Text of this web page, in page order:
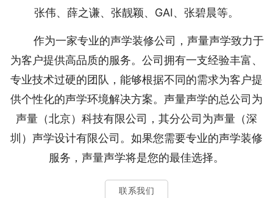
张伟、薛之谦、张靓颖、GAI、张碧晨等。
作为一家专业的声学装修公司，声量声学致力于
为客户提供高品质的服务。公司拥有一支经验丰富、
专业技术过硬的团队，能够根据不同的需求为客户提
供个性化的声学环境解决方案。声量声学的总公司为
声量（北京）科技有限公司，其分公司为声量（深
圳）声学设计有限公司。如果您需要专业的声学装修
服务，声量声学将是您的最佳选择。
联系我们